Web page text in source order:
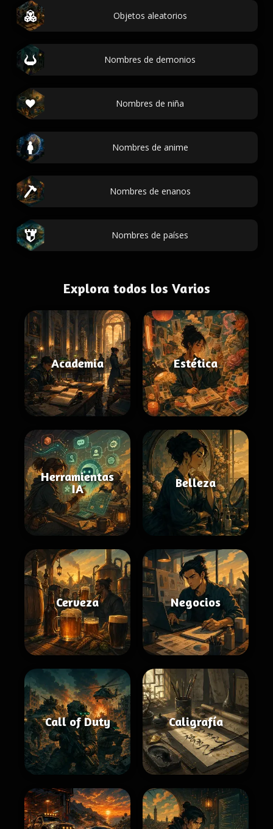
Objetos aleatorios
Nombres de demonios
Nombres de niña
Nombres de anime
Nombres de enanos
Nombres de países
Explora todos los Varios
Academia Estética
Herramientas
IA
Belleza
Cerveza Negocios
Call of Duty Caligrafía